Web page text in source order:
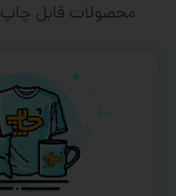
محصولات قابل چاپ